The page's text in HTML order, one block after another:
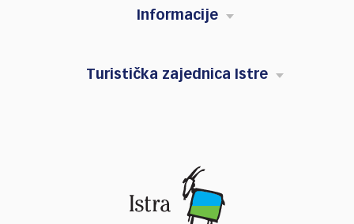
Informacije
Turistička zajednica Istre